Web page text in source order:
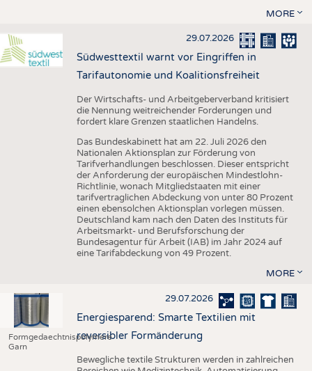
MORE
29.07.2026
Südwesttextil warnt vor Eingriffen in
Tarifautonomie und Koalitionsfreiheit
Der Wirtschafts- und Arbeitgeberverband kritisiert
die Nennung weitreichender Forderungen und
fordert klare Grenzen staatlichen Handelns.
Das Bundeskabinett hat am 22. Juli 2026 den
Nationalen Aktionsplan zur Förderung von
Tarifverhandlungen beschlossen. Dieser entspricht
der Anforderung der europäischen Mindestlohn-
Richtlinie, wonach Mitgliedstaaten mit einer
tarifvertraglichen Abdeckung von unter 80 Prozent
einen ebensolchen Aktionsplan vorlegen müssen.
Deutschland kam nach den Daten des Instituts für
Arbeitsmarkt- und Berufsforschung der
Bundesagentur für Arbeit (IAB) im Jahr 2024 auf
eine Tarifabdeckung von 49 Prozent.
MORE
Formgedaechtnispolymere
Garn
29.07.2026
Energiesparend: Smarte Textilien mit
reversibler Formänderung
Bewegliche textile Strukturen werden in zahlreichen